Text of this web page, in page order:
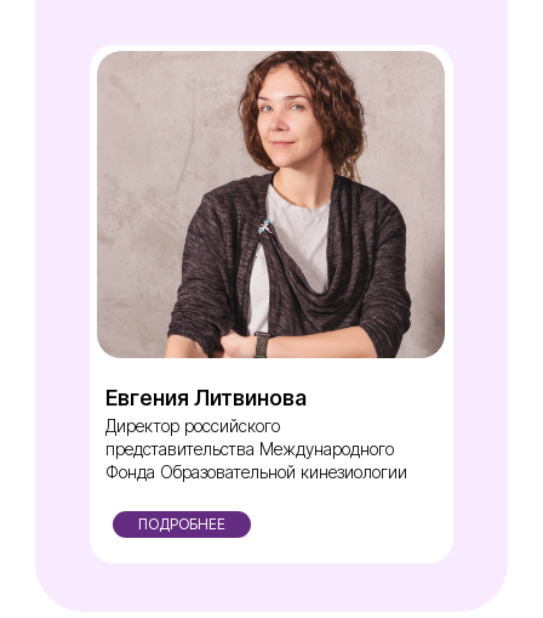
Евгения Литвинова
Директор российского
представительства Международного
Фонда Образовательной кинезиологии
ПОДРОБНЕЕ